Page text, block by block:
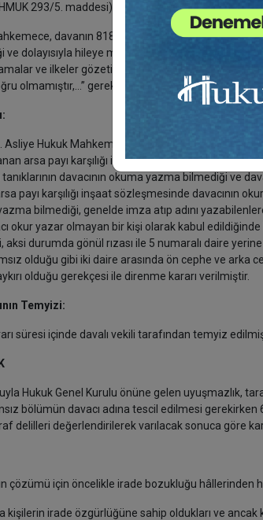
293/5. maddesi) uyarınca tanık dinletebilir.
davanın 818 sayılı BK'nın 31.
dolayısıyla hileye maruz kaldığını kanıtlama
ve ilkeler gözetilmek suretiyle uygun sonuç
olmamıştır,…” gerekçesiyle karar bozulmuştur.
Asliye Hukuk Mahkemesinin 19.02.2015 tarihli ve
arsa payı karşılığı inşaat sözleşmesi
tanıklarının davacının okuma yazma bilmediği ve
payı karşılığı inşaat sözleşmesinde davacının
bilmediği, genelde imza atıp adını
okur yazar olmayan bir kişi olarak kabul
aksi durumda gönül rızası ile 5 numaralı daire
olduğu gibi iki daire arasında ön cephe ve
olduğu gerekçesi ile direnme kararı verilmiştir.
Temyizi:
süresi içinde davalı vekili tarafından temyiz
Hukuk Genel Kurulu önüne gelen uyuşmazlık,
bölümün davacı adına tescil edilmesi gerekirken
delilleri değerlendirilerek varılacak sonuca göre
çözümü için öncelikle irade bozukluğu hâllerinden
kişilerin irade özgürlüğüne sahip oldukları ve